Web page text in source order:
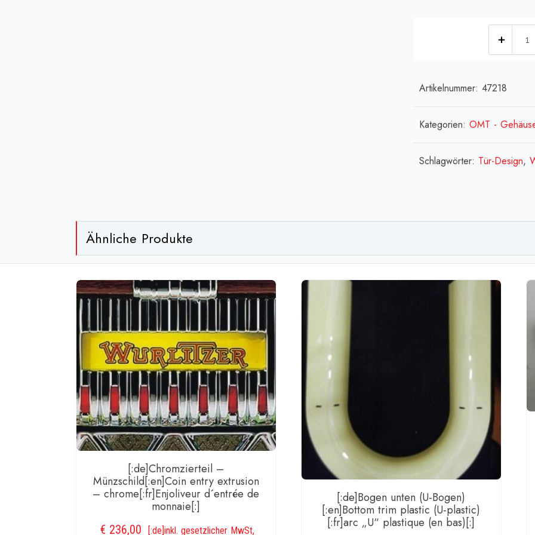
right
Artikelnummer: 47218
Kategorien: OMT -
Schlagwörter: Tür-Design,
Ähnliche Produkte
[:de]Chromzierteil –
Münzschild[:en]Coin entry extrusion
– chrome[:fr]Enjoliveur d´entrée de
monnaie[:]
€ 236,00 [:de]inkl. gesetzlicher MwSt,
[:de]Bogen unten (U-Bogen)
[:en]Bottom trim plastic (U-plastic)
[:fr]arc „U“ plastique (en bas)[:]